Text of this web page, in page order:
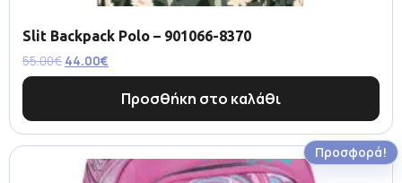
Slit Backpack Polo – 901066-8370
55.00€ 44.00€
Προσθήκη στο καλάθι
Προσφορά!